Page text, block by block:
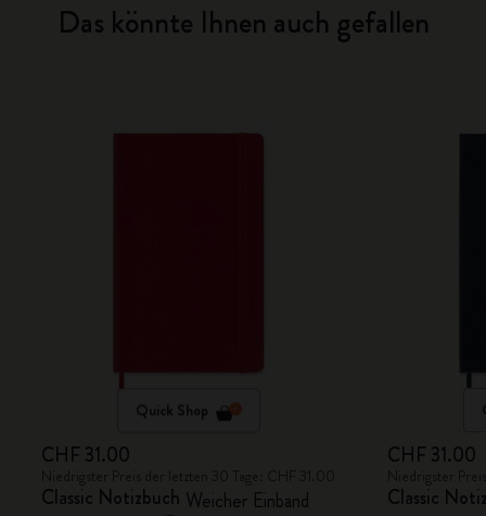
Das könnte Ihnen auch gefallen
Quick Shop
CHF 31.00
Classic Notizbuch Weicher Einband
CHF 31.00
Classic